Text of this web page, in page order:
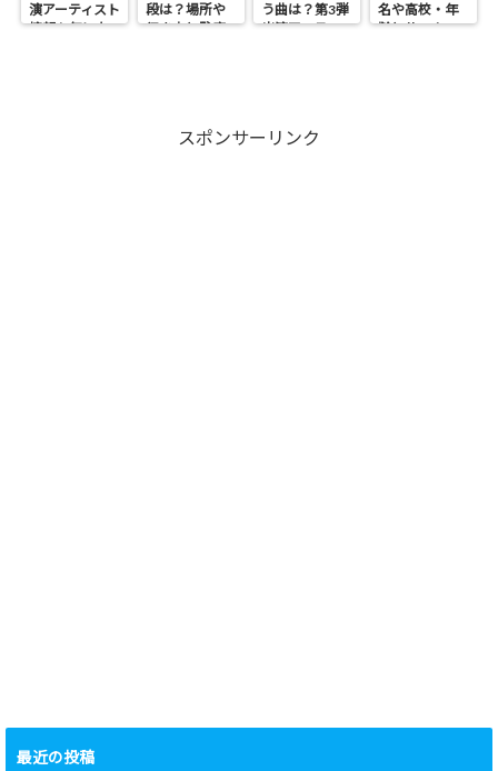
演アーティスト
情報も気にな
段は？場所や
行き方と駐車
う曲は？第3弾
出演アーティス
名や高校・年
齢とサッカー
スポンサーリンク
最近の投稿